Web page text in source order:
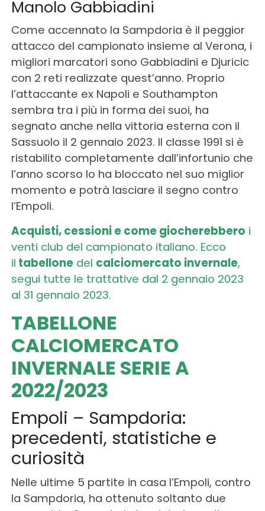
Manolo Gabbiadini
Come accennato la Sampdoria è il peggior
attacco del campionato insieme al Verona, i
migliori marcatori sono Gabbiadini e Djuricic
con 2 reti realizzate quest’anno. Proprio
l’attaccante ex Napoli e Southampton
sembra tra i più in forma dei suoi, ha
segnato anche nella vittoria esterna con il
Sassuolo il 2 gennaio 2023. Il classe 1991 si è
ristabilito completamente dall’infortunio che
l’anno scorso lo ha bloccato nel suo miglior
momento e potrà lasciare il segno contro
l’Empoli.
Acquisti, cessioni e come giocherebbero i
venti club del campionato italiano. Ecco
il tabellonedel calciomercato invernale,
segui tutte le trattative dal 2 gennaio 2023
al 31 gennaio 2023.
TABELLONE
CALCIOMERCATO
INVERNALE SERIE A
2022/2023
Empoli – Sampdoria:
precedenti, statistiche e
curiosità
Nelle ultime 5 partite in casa l’Empoli, contro
la Sampdoria, ha ottenuto soltanto due